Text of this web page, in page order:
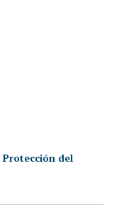
Protección del